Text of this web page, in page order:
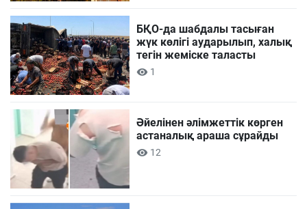
БҚО-да шабдалы тасыған
жүк көлігі аударылып, халық
тегін жеміске таласты
1
Әйелінен әлімжеттік көрген
астаналық араша сұрайды
12